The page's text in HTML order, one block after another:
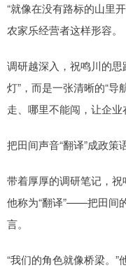
“就像在没有路标的山里
农家乐经营者这样形容。
调研越深入，祝鸣川的
灯”，而是一张清晰的“导
走、哪里不能闯，让企业
把田间声音“翻译”成政策
带着厚厚的调研笔记，
他称为“翻译”——把田间
言。
“我们的角色就像桥梁。